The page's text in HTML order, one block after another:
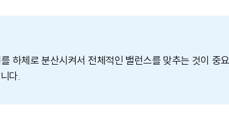
하체로 분산시켜서 전체적인 밸런스를 맞추는 것이 중요
다.